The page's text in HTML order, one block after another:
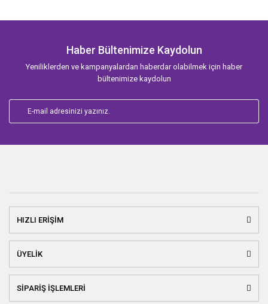
Haber Bültenimize Kaydolun
Yeniliklerden ve kampanyalardan haberdar olabilmek için haber
bültenimize kaydolun
HIZLI ERİŞİM
ÜYELİK
SİPARİŞ İŞLEMLERİ